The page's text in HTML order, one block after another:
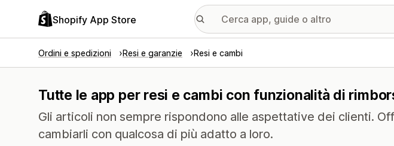
Shopify App Store
Ordini e spedizioni Resi e garanzie Resi e cambi
Tutte le app per resi e cambi con funzionalità di
Gli articoli non sempre rispondono alle aspettative dei clienti.
cambiarli con qualcosa di più adatto a loro.